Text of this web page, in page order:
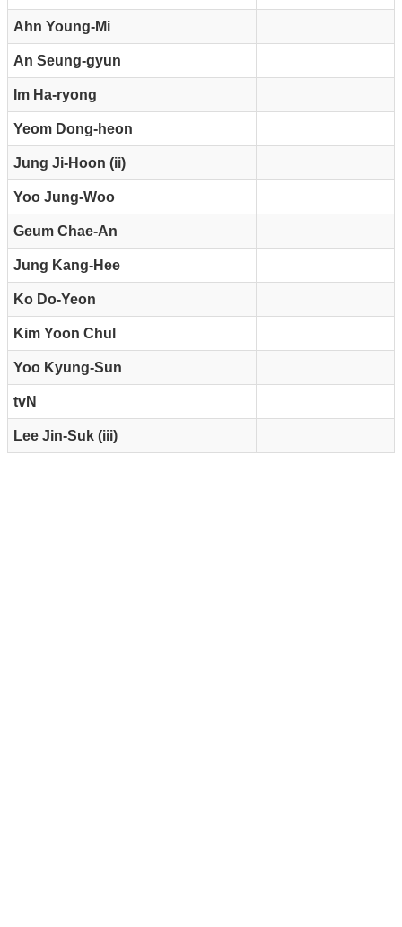
Ahn Young-Mi
An Seung-gyun
Im Ha-ryong
Yeom Dong-heon
Jung Ji-Hoon (ii)
Yoo Jung-Woo
Geum Chae-An
Jung Kang-Hee
Ko Do-Yeon
Kim Yoon Chul
Yoo Kyung-Sun
tvN
Lee Jin-Suk (iii)